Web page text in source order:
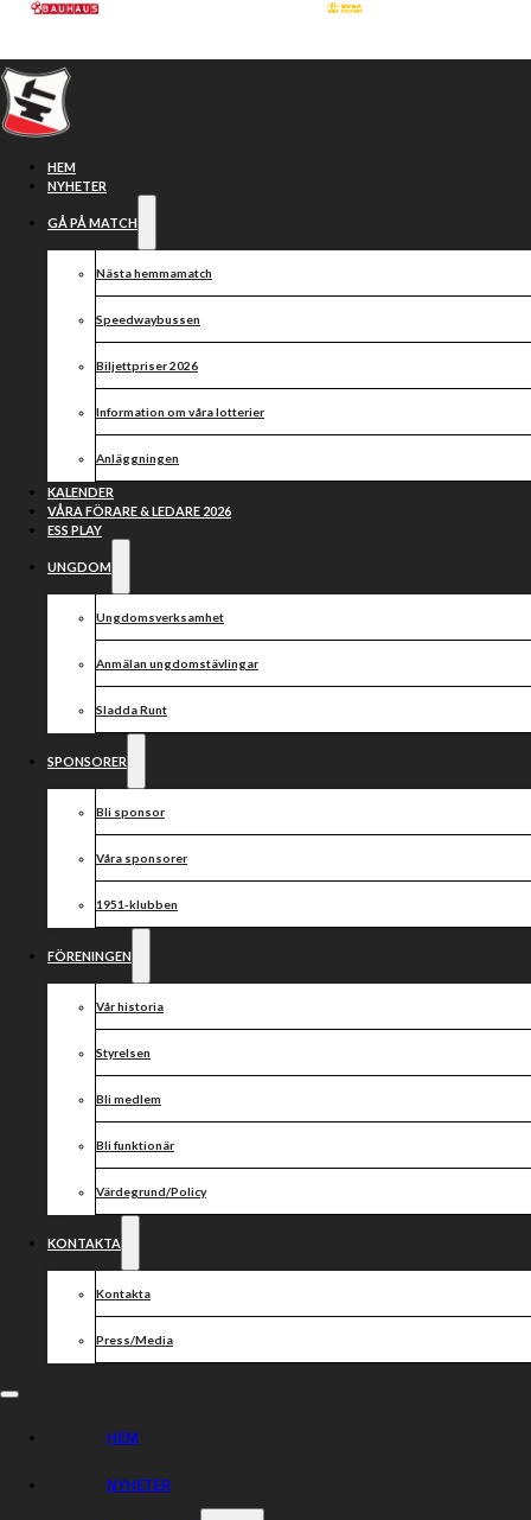
Hoppa till huvudinnehåll
HEM
NYHETER
GÅ PÅ MATCH
Nästa hemmamatch
Speedwaybussen
Biljettpriser 2026
Information om våra lotterier
Anläggningen
KALENDER
VÅRA FÖRARE & LEDARE 2026
ESS PLAY
UNGDOM
Ungdomsverksamhet
Anmälan ungdomstävlingar
Sladda Runt
SPONSORER
Bli sponsor
Våra sponsorer
1951-klubben
FÖRENINGEN
Vår historia
Styrelsen
Bli medlem
Bli funktionär
Värdegrund/Policy
KONTAKTA
Kontakta
Press/Media
HEM
NYHETER
Avgörande i sista
heatet när Smederna
åkte på årets första
förlust